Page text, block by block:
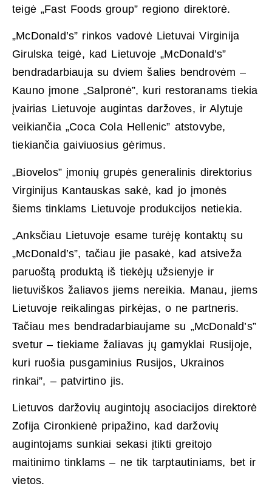
teigė „Fast Foods group” regiono direktorė.
„McDonald’s” rinkos vadovė Lietuvai Virginija
Girulska teigė, kad Lietuvoje „McDonald’s”
bendradarbiauja su dviem šalies bendrovėm –
Kauno įmone „Salpronė”, kuri restoranams tiekia
įvairias Lietuvoje augintas daržoves, ir Alytuje
veikiančia „Coca Cola Hellenic” atstovybe,
tiekiančia gaiviuosius gėrimus.
„Biovelos” įmonių grupės generalinis direktorius
Virginijus Kantauskas sakė, kad jo įmonės
šiems tinklams Lietuvoje produkcijos netiekia.
„Anksčiau Lietuvoje esame turėję kontaktų su
„McDonald’s”, tačiau jie pasakė, kad atsiveža
paruoštą produktą iš tiekėjų užsienyje ir
lietuviškos žaliavos jiems nereikia. Manau, jiems
Lietuvoje reikalingas pirkėjas, o ne partneris.
Tačiau mes bendradarbiaujame su „McDonald’s”
svetur – tiekiame žaliavas jų gamyklai Rusijoje,
kuri ruošia pusgaminius Rusijos, Ukrainos
rinkai”, – patvirtino jis.
Lietuvos daržovių augintojų asociacijos direktorė
Zofija Cironkienė pripažino, kad daržovių
augintojams sunkiai sekasi įtikti greitojo
maitinimo tinklams – ne tik tarptautiniams, bet ir
vietos.